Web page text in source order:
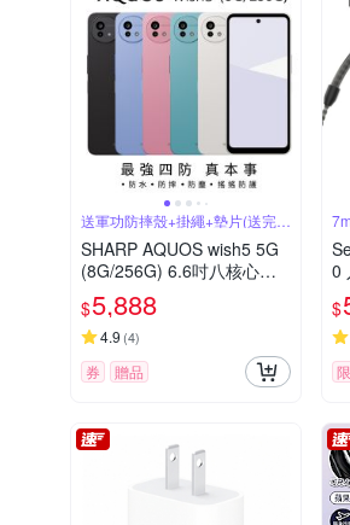
送軍功防摔殼+掛繩+墊片(送完為
止)
SHARP AQUOS wish5 5G
(8G/256G) 6.6吋八核心智
慧型手機
$5,888
4.9 (4)
券 贈品
0
$